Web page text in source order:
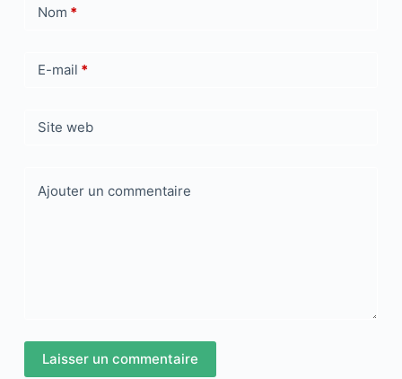
Nom *
E-mail *
Site web
Ajouter un commentaire
Laisser un commentaire